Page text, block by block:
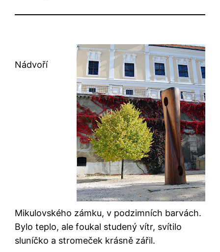
Nádvoří
Mikulovského zámku, v podzimních barvách.
Bylo teplo, ale foukal studený vítr, svítilo
sluníčko a stromeček krásně zářil.